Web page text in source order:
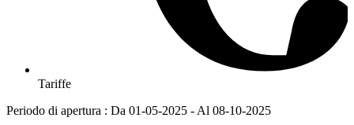
Tariffe
Periodo di apertura : Da 01-05-2025 - Al 08-10-2025